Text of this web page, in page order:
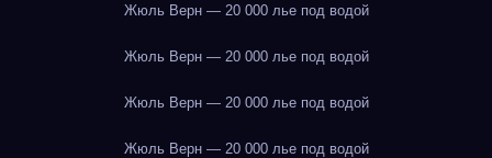
Жюль Верн — 20 000 лье под водой
Жюль Верн — 20 000 лье под водой
Жюль Верн — 20 000 лье под водой
Жюль Верн — 20 000 лье под водой